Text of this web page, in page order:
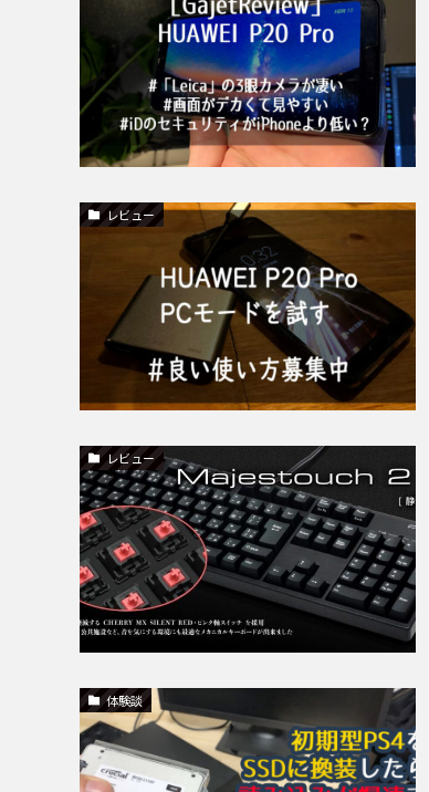
レビュー
レビュー
体験談